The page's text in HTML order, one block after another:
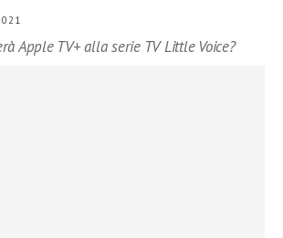
Apple TV+ alla serie TV Little Voice?